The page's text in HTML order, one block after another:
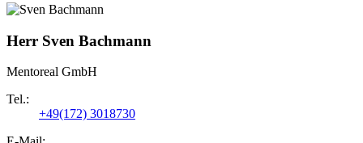
Herr Sven Bachmann
Mentoreal GmbH
Tel.:
+49(172) 3018730